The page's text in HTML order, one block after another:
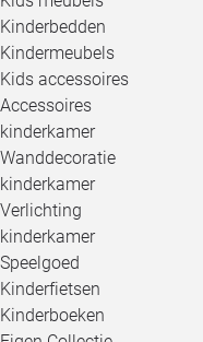
Kinderbedden
Kindermeubels
Kids accessoires
Accessoires
kinderkamer
Wanddecoratie
kinderkamer
Verlichting
kinderkamer
Speelgoed
Kinderfietsen
Kinderboeken